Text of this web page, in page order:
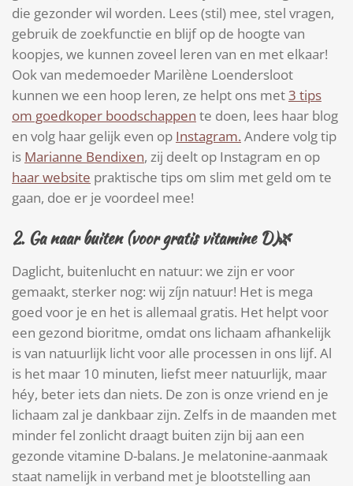
die gezonder wil worden. Lees (stil) mee, stel vragen,
gebruik de zoekfunctie en blijf op de hoogte van
koopjes, we kunnen zoveel leren van en met elkaar!
Ook van medemoeder Marilène Loendersloot
kunnen we een hoop leren, ze helpt ons met3 tips
om goedkoper boodschappen te doen, lees haar blog
en volg haar gelijk even op Instagram. Andere volg tip
is Marianne Bendixen, zij deelt op Instagram en op
haar website praktische tips om slim met geld om te
gaan, doe er je voordeel mee!
2. Ga naar buiten (voor gratis vitamine D)🌿
Daglicht, buitenlucht en natuur: we zijn er voor
gemaakt, sterker nog: wij zíjn natuur! Het is mega
goed voor je en het is allemaal gratis. Het helpt voor
een gezond bioritme, omdat ons lichaam afhankelijk
is van natuurlijk licht voor alle processen in ons lijf. Al
is het maar 10 minuten, liefst meer natuurlijk, maar
héy, beter iets dan niets. De zon is onze vriend en je
lichaam zal je dankbaar zijn. Zelfs in de maanden met
minder fel zonlicht draagt buiten zijn bij aan een
gezonde vitamine D-balans. Je melatonine-aanmaak
staat namelijk in verband met je blootstelling aan